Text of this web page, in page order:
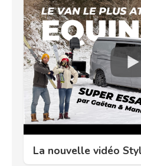
La nouvelle vidéo